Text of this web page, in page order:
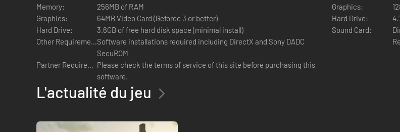
Memory:
256MB of RAM
Graphics:
64MB Video Card (Geforce 3 or better)
Hard Drive:
3.6GB of free hard disk space (minimal install)
Other Requirements:Software installations required including DirectX and Sony DADC
SecuROM
Partner Requirements:Please check the terms of service of this site before purchasing this
software.
Graphics:
Hard Drive:
Sound Card:
L'actualité du jeu